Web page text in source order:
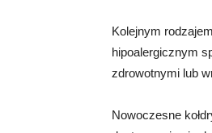
Kolejnym
hipoalergicznym
zdrowotnymi lub
Nowoczesne